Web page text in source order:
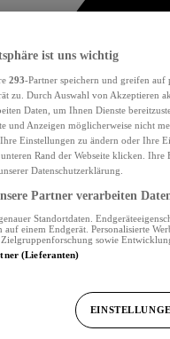
ist uns wichtig
293-Partner speichern und greifen auf
zu. Durch Auswahl von Akzeptieren
Daten, um Ihnen Dienste
und Anzeigen möglicherweise nicht
Einstellungen zu ändern oder Ihre
Rand der Webseite klicken.
Datenschutzerklärung.
Partner verarbeiten
Standortdaten.
einem Endgerät. Personalisierte
sowie
(Lieferanten)